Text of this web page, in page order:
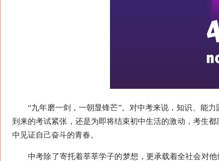
“九年磨一剑，一朝显锋芒”。对中考来说，知识、能力
到来的考试紧张，还是为即将结束初中生活的激动，考生
中见证自己奋斗的青春。
中考除了寄托着莘莘学子的梦想，更承载着全社会对他